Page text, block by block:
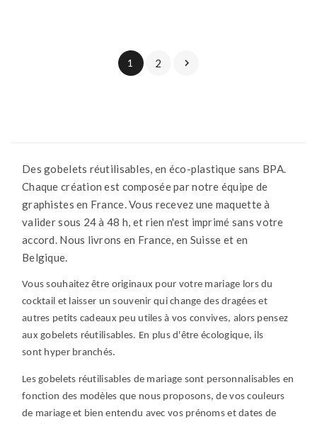
1 2 
Des gobelets réutilisables, en éco-plastique sans BPA.
Chaque création est composée par notre équipe de
graphistes en France. Vous recevez une maquette à
valider sous 24 à 48 h, et rien n'est imprimé sans votre
accord. Nous livrons en France, en Suisse et en
Belgique.
Vous souhaitez être originaux pour votre mariage lors du
cocktail et laisser un souvenir qui change des dragées et
autres petits cadeaux peu utiles à vos convives, alors pensez
aux gobelets réutilisables. En plus d'être écologique, ils
sont hyper branchés.
Les gobelets réutilisables de mariage sont personnalisables en
fonction des modèles que nous proposons, de vos couleurs
de mariage et bien entendu avec vos prénoms et dates de